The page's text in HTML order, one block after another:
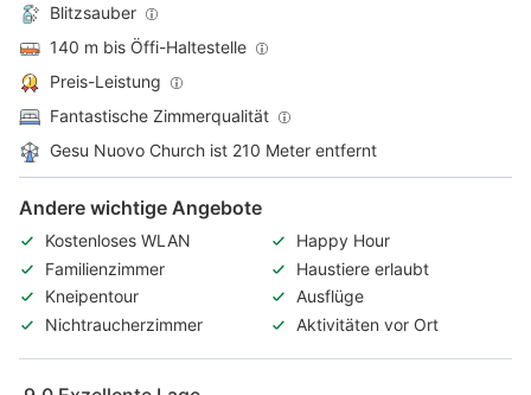
Blitzsauber
140 m bis Öffi-Haltestelle
Preis-Leistung
Fantastische Zimmerqualität
Gesu Nuovo Church ist 210 Meter entfernt
Andere wichtige Angebote
Kostenloses WLAN
Happy Hour
Familienzimmer
Haustiere erlaubt
Kneipentour
Ausflüge
Nichtraucherzimmer
Aktivitäten vor Ort